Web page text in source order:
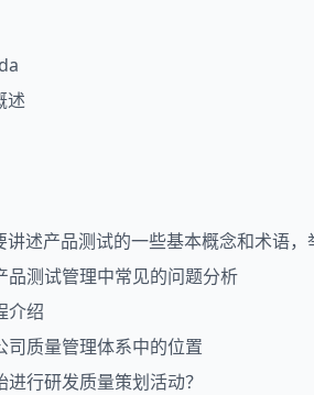
述
讲述产品测试的一些基本概念和术语
品测试管理中常见的问题分析
介绍
司质量管理体系中的位置
行研发质量策划活动？